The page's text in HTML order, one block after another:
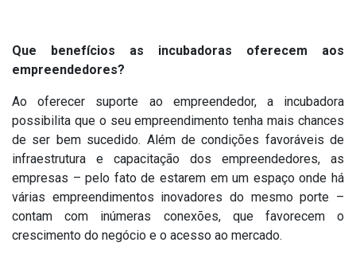
Que benefícios as incubadoras oferecem aos
empreendedores?
Ao oferecer suporte ao empreendedor, a incubadora
possibilita que o seu empreendimento tenha mais chances
de ser bem sucedido. Além de condições favoráveis de
infraestrutura e capacitação dos empreendedores, as
empresas – pelo fato de estarem em um espaço onde há
várias empreendimentos inovadores do mesmo porte –
contam com inúmeras conexões, que favorecem o
crescimento do negócio e o acesso ao mercado.